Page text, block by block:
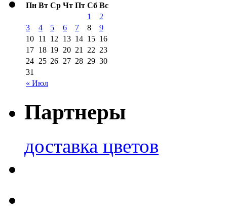
Пн Вт Ср Чт Пт Сб Вс
« Июл
1
2
3
4 5 6 7 8
9
10 11 12 13 14 15 16
17 18 19 20 21 22 23
24 25 26 27 28 29 30
31
Партнеры
доставка цветов